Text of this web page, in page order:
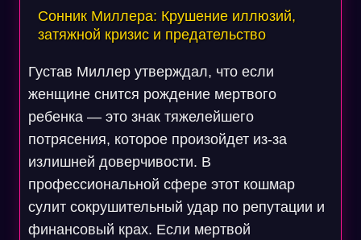
Сонник Миллера: Крушение иллюзий,
затяжной кризис и предательство
Густав Миллер утверждал, что если
женщине снится рождение мертвого
ребенка — это знак тяжелейшего
потрясения, которое произойдет из-за
излишней доверчивости. В
профессиональной сфере этот кошмар
сулит сокрушительный удар по репутации и
финансовый крах. Если мертвой